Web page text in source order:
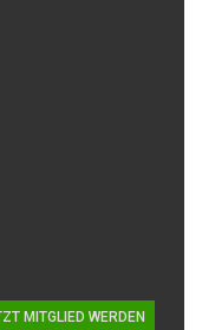
MITGLIED WERDEN